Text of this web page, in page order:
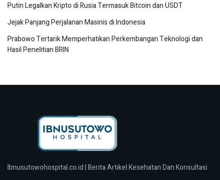
Putin Legalkan Kripto di Rusia Termasuk Bitcoin dan USDT
Jejak Panjang Perjalanan Masinis di Indonesia
Prabowo Tertarik Memperhatikan Perkembangan Teknologi dan
Hasil Penelitian BRIN
Ibnusutowohospital.co.id | Berita Artikel Kesehatan Dan Konsultasi.